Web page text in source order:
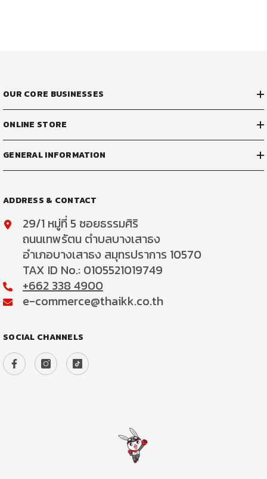
OUR CORE BUSINESSES
ONLINE STORE
GENERAL INFORMATION
ADDRESS & CONTACT
29/1 หมู่ที่ 5 ซอยธรรมศิริ
ถนนเทพรัตน ตำบลบางเสาธง
อำเภอบางเสาธง สมุทรปราการ 10570
TAX ID No.: 0105521019749
+662 338 4900
e-commerce@thaikk.co.th
SOCIAL CHANNELS